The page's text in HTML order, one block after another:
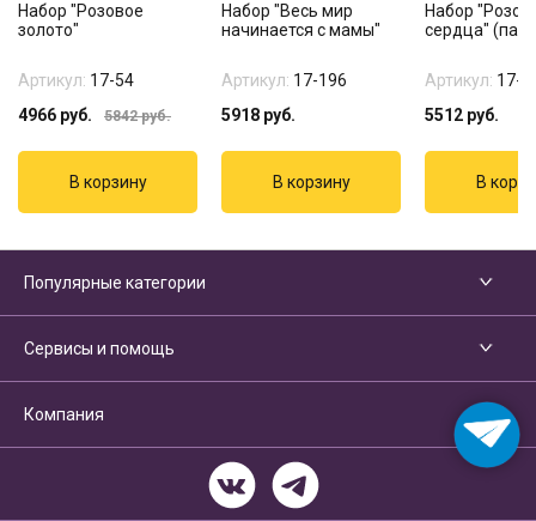
Набор "Розовое
золото"
Артикул: 17-54
4966 руб. 5842руб.
Набор "Весь мир
начинается с мамы"
Артикул: 17-196
5918 руб.
Набор
сердца"
Артикул: 17-
5512 руб.
Популярные категории
Сервисы и помощь
Компания